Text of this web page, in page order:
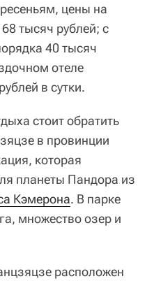
цены на
тысяч рублей; с
40 тысяч
отеле
в сутки.
стоит обратить
в провинции
которая
планеты Пандора из
Кэмерона. В парке
множество озер и
расположен